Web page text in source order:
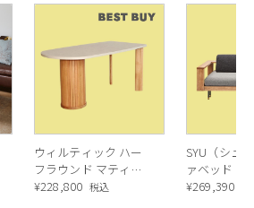
ウィルティック ハー
フラウンド マティエ
ラ塗装 ダイニングテ
¥228,800 税込
SYU（シュ
ァベッド（
ル）190cm
¥269,390